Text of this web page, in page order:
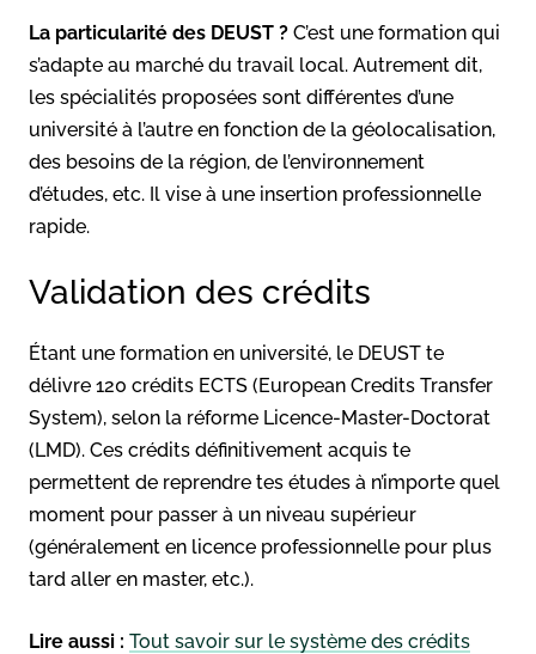
La particularité des DEUST ? C’est une formation qui
s’adapte au marché du travail local. Autrement dit,
les spécialités proposées sont différentes d’une
université à l’autre en fonction de la géolocalisation,
des besoins de la région, de l’environnement
d’études, etc. Il vise à une insertion professionnelle
rapide.
Validation des crédits
Étant une formation en université, le DEUST te
délivre 120 crédits ECTS (European Credits Transfer
System), selon la réforme Licence-Master-Doctorat
(LMD). Ces crédits définitivement acquis te
permettent de reprendre tes études à n’importe quel
moment pour passer à un niveau supérieur
(généralement en licence professionnelle pour plus
tard aller en master, etc.).
Lire aussi : Tout savoir sur le système des crédits